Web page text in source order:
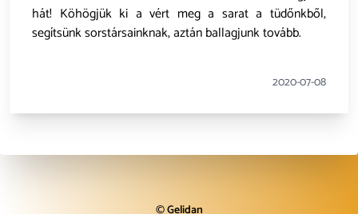
hát! Köhögjük ki a vért meg a sarat a tüdőnkből,
segítsünk sorstársainknak, aztán ballagjunk tovább.
2020-07-08